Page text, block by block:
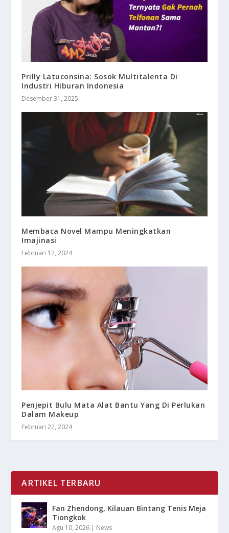
Prilly Latuconsina: Sosok Multitalenta Di
Industri Hiburan Indonesia
Desember 31, 2025
Membaca Novel Mampu Meningkatkan
Imajinasi
Februari 12, 2024
Penjepit Bulu Mata Alat Bantu Yang Di Perlukan
Dalam Makeup
Februari 22, 2024
ARTIKEL TERBARU
Fan Zhendong, Kilauan Bintang Tenis Meja
Tiongkok
Agu 10, 2026 News